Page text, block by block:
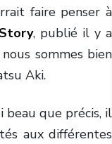
faire penser à
, publié il y a
sommes bien
Aki.
beau que précis, il
aux différentes